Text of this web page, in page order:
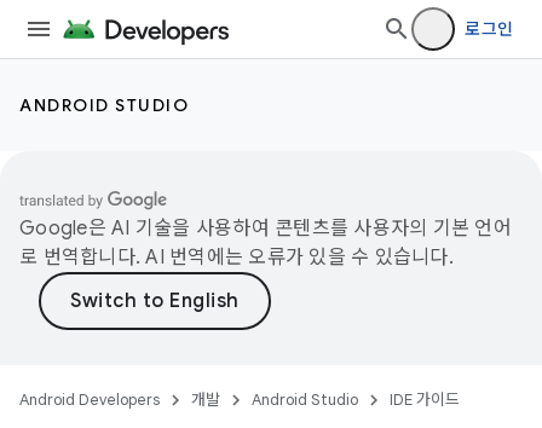
로그인
ANDROID STUDIO
Google은 AI 기술을 사용하여 콘텐츠를 사용자의 기본 언어
로 번역합니다. AI 번역에는 오류가 있을 수 있습니다.
Android Developers 개발 Android Studio IDE 가이드